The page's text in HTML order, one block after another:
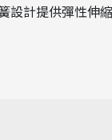
計提供彈性伸